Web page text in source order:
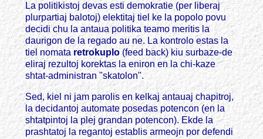
La politikistoj devas esti demokratie (per liberaj
plurpartiaj balotoj) elektitaj tiel ke la popolo povu
decidi chu la antaua politika teamo meritis la
daurigon de la regado au ne. La kontrolo estas la
tiel nomataretrokuplo(feed back) kiu surbaze-de
eliraj rezultoj korektas la eniron en la chi-kaze
shtat-administran "skatolon".
Sed, kiel ni jam parolis en kelkaj antauaj chapitroj,
la decidantoj automate posedas potencon (en la
shtatpintoj la plej grandan potencon). Ekde la
prashtatoj la regantoj establis armeojn por defendi